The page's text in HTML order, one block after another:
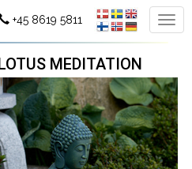
+45 8619 5811
MEDITATION